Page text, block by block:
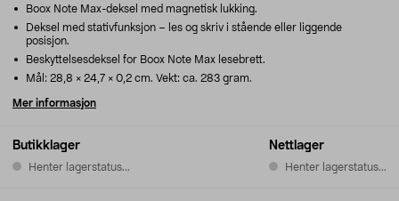
Butikklager
Henter lagerstatus...
Nettlager
Henter lagerstatus...
Boox Note Max-deksel med magnetisk lukking.
Deksel med stativfunksjon – les og skriv i stående eller liggende
posisjon.
Beskyttelsesdeksel for Boox Note Max lesebrett.
Mål: 28,8 × 24,7 × 0,2 cm. Vekt: ca. 283 gram.
Mer informasjon